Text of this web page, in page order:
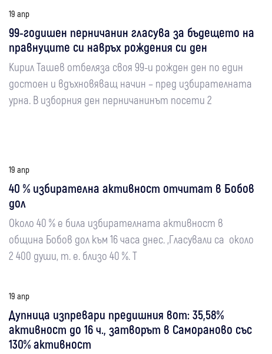
19 апр
99-годишен перничанин гласува за бъдещето на
правнуците си навръх рождения си ден
Кирил Ташев отбеляза своя 99-и рожден ден по един
достоен и вдъхновяващ начин – пред избирателната
урна. В изборния ден перничанинът посети 2
19 апр
40 % избирателна активност отчитат в Бобов
дол
Около 40 % е била избирателната активност в
община Бобов дол към 16 часа днес. „Гласували са около
2 400 души, т. е. близо 40 %. Т
19 апр
Дупница изпревари предишния вот: 35,58%
активност до 16 ч., затворът в Самораново със
130% активност